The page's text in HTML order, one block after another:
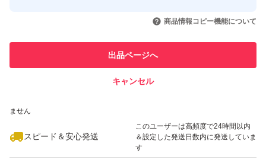
引を完了させた実績があります
での取引実績があります
ません
スピード＆安心発送
このユーザーは高頻度で24時間以内
＆設定した発送日数内に発送していま
す
商品情報コピー機能について
出品ページへ
キャンセル